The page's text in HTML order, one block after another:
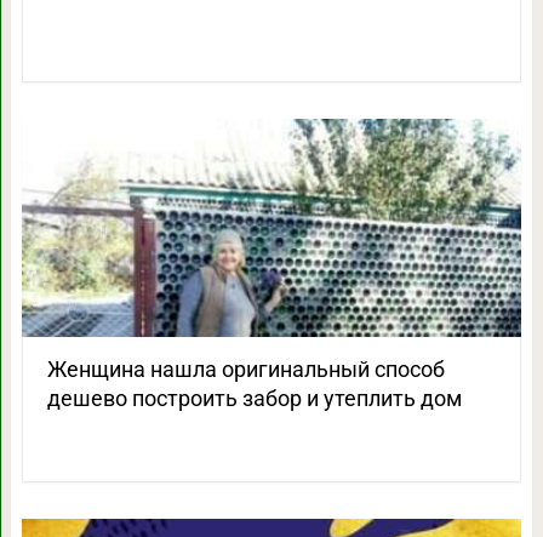
Женщина нашла оригинальный способ
дешево построить забор и утеплить дом